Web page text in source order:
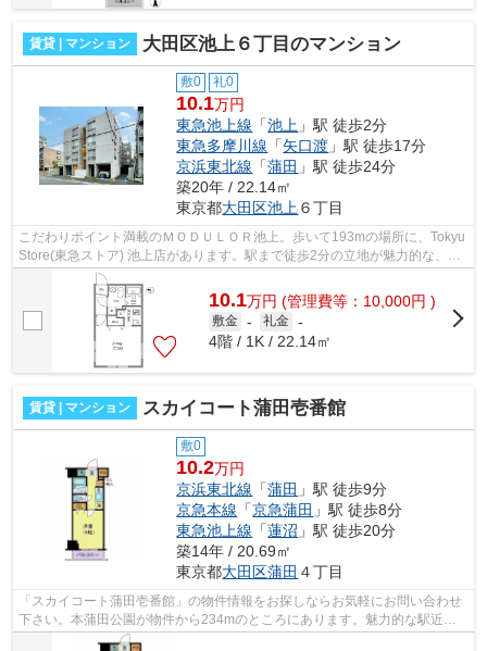
賃貸 | マンション 大田区池上６丁目のマンション
敷0 礼0
10.1万円
東急池上線 「池上 」駅 徒歩2分
東急多摩川線 「矢口渡 」駅 徒歩17分
京浜東北線 「蒲田 」駅 徒歩24分
築20年 / 22.14㎡
東京都大田区池上 ６丁目
こだわりポイント満載のＭＯＤＵＬＯＲ池上。歩いて193mの場所に、Tokyu
Store(東急ストア) 池上店があります。駅まで徒歩2分の立地が魅力的な、利
便性の高い物件です。こちらの物件は...
10.1万円 (管理費等：10,000円 )
敷金 - 礼金 -
4階 / 1K / 22.14㎡
賃貸 | マンション スカイコート蒲田壱番館
敷0
10.2万円
京浜東北線 「蒲田 」駅 徒歩9分
京急本線 「京急蒲田 」駅 徒歩8分
東急池上線 「蓮沼 」駅 徒歩20分
築14年 / 20.69㎡
東京都大田区蒲田 ４丁目
「スカイコート蒲田壱番館」の物件情報をお探しならお気軽にお問い合わせ
下さい。本蒲田公園が物件から234mのところにあります。魅力的な駅近の
物件で、駅まで徒歩9分です。こちらのマ...